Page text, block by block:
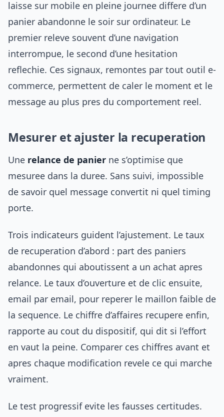
laisse sur mobile en pleine journee differe d’un
panier abandonne le soir sur ordinateur. Le
premier releve souvent d’une navigation
interrompue, le second d’une hesitation
reflechie. Ces signaux, remontes par tout outil e-
commerce, permettent de caler le moment et le
message au plus pres du comportement reel.
Mesurer et ajuster la recuperation
Une relance de panier ne s’optimise que
mesuree dans la duree. Sans suivi, impossible
de savoir quel message convertit ni quel timing
porte.
Trois indicateurs guident l’ajustement. Le taux
de recuperation d’abord : part des paniers
abandonnes qui aboutissent a un achat apres
relance. Le taux d’ouverture et de clic ensuite,
email par email, pour reperer le maillon faible de
la sequence. Le chiffre d’affaires recupere enfin,
rapporte au cout du dispositif, qui dit si l’effort
en vaut la peine. Comparer ces chiffres avant et
apres chaque modification revele ce qui marche
vraiment.
Le test progressif evite les fausses certitudes.